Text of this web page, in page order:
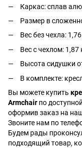
Каркас: сплав
Размер в
Вес без чехла:
Вес с чехлом: 1,87
Высота сидушки
В комплекте:
Вы можете купить
Armchair по
оформив заказ на
Звоните нам по
Будем рады
подходящий товар,